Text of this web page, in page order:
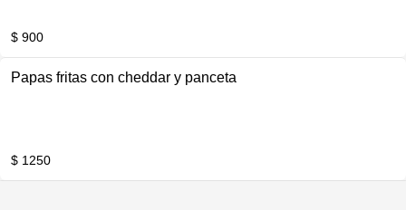
$ 900
Papas fritas con cheddar y panceta
$ 1250